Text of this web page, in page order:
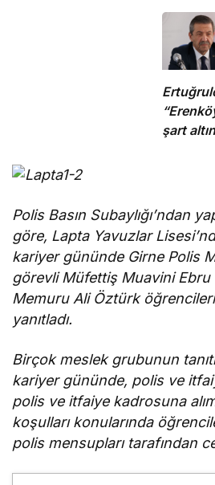
doğru
şart
Polis Basın Subaylığı’ndan
göre, Lapta Yavuzlar
kariyer gününde Girne Polis
görevli Müfettiş Muavini Ebru
Memuru Ali Öztürk
yanıtladı.
Birçok meslek grubunun
kariyer gününde, polis ve
polis ve itfaiye kadrosuna
koşulları konularında
polis mensupları tarafından